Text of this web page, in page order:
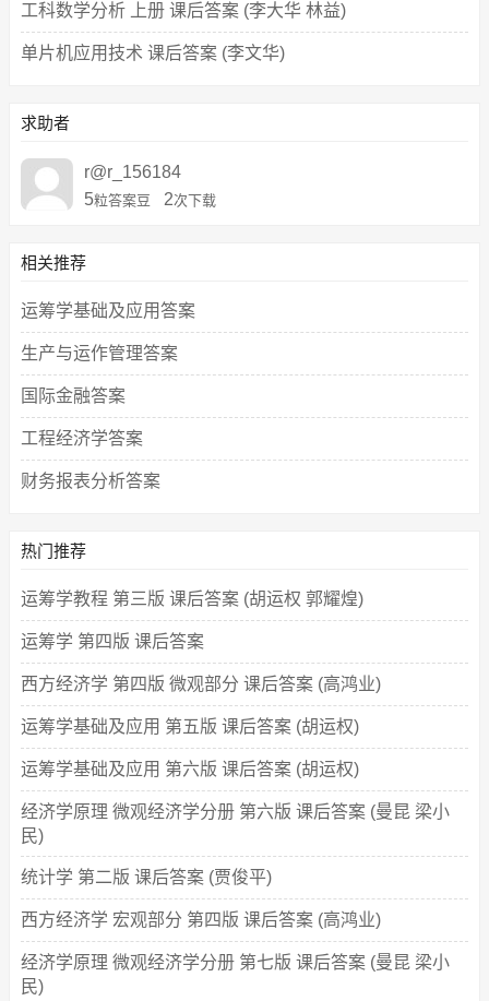
工科数学分析 上册 课后答案 (李大华 林益)
单片机应用技术 课后答案 (李文华)
求助者
r@r_156184
5粒答案豆 2次下载
相关推荐
运筹学基础及应用答案
生产与运作管理答案
国际金融答案
工程经济学答案
财务报表分析答案
热门推荐
运筹学教程 第三版 课后答案 (胡运权 郭耀煌)
运筹学 第四版 课后答案
西方经济学 第四版 微观部分 课后答案 (高鸿业)
运筹学基础及应用 第五版 课后答案 (胡运权)
运筹学基础及应用 第六版 课后答案 (胡运权)
经济学原理 微观经济学分册 第六版 课后答案 (曼昆 梁小
民)
统计学 第二版 课后答案 (贾俊平)
西方经济学 宏观部分 第四版 课后答案 (高鸿业)
经济学原理 微观经济学分册 第七版 课后答案 (曼昆 梁小
民)